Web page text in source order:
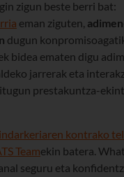
zigun beste berri bat:
eman ziguten,
dugun
bidea ematen digu
jarrerak eta
prestakuntza-
kontrako
Teamekin batera.
seguru eta